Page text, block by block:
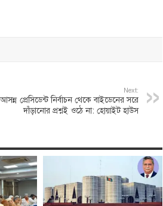
Next:
আসন্ন প্রেসিডেন্ট নির্বাচন থেকে বাইডেনের সরে
দাঁড়ানোর প্রশ্নই ওঠে না: হোয়াইট হাউস